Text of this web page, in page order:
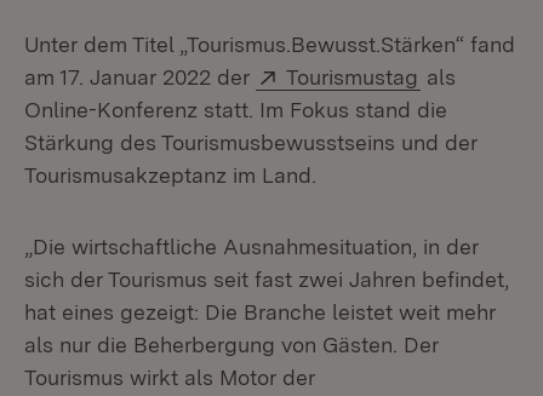
Unter dem Titel „Tourismus.Bewusst.Stärken“ fand
am 17. Januar 2022 der
Extern:
Tourismustag (Öffnet in
als
Online-Konferenz statt. Im Fokus stand die
Stärkung des Tourismusbewusstseins und der
Tourismusakzeptanz im Land.
„Die wirtschaftliche Ausnahmesituation, in der
sich der Tourismus seit fast zwei Jahren befindet,
hat eines gezeigt: Die Branche leistet weit mehr
als nur die Beherbergung von Gästen. Der
Tourismus wirkt als Motor der